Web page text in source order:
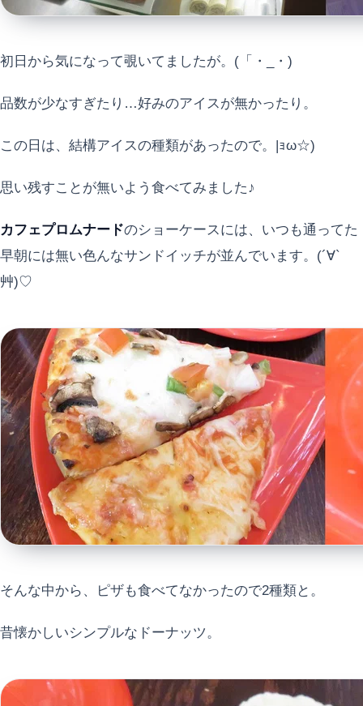
初日から気になって覗いてましたが。(「・_・)
品数が少なすぎたり…好みのアイスが無かったり。
この日は、結構アイスの種類があったので。|ｮω☆)
思い残すことが無いよう食べてみました♪
カフェプロムナードのショーケースには、いつも通ってた
早朝には無い色んなサンドイッチが並んでいます。(´∀`
艸)♡
そんな中から、ピザも食べてなかったので2種類と。
昔懐かしいシンプルなドーナッツ。